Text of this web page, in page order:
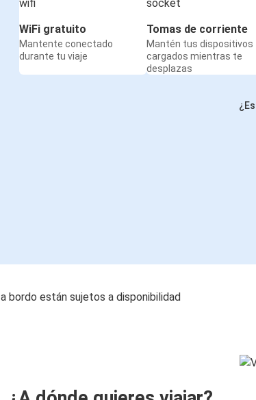
WiFi gratuito
Mantente conectado
durante tu viaje
Tomas de corriente
Mantén tus dispositivos
cargados mientras te
desplazas
bordo están sujetos a disponibilidad